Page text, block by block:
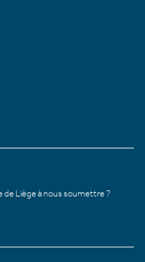
de Liège à nous soumettre ?